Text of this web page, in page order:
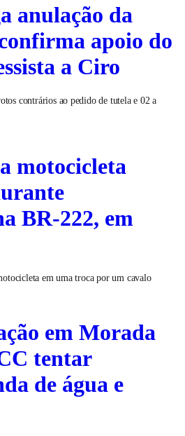
anulação da
apoio do
a Ciro
contrários ao pedido de tutela e 02 a
motocicleta
BR-222, em
em uma troca por um cavalo
em Morada
tentar
de água e